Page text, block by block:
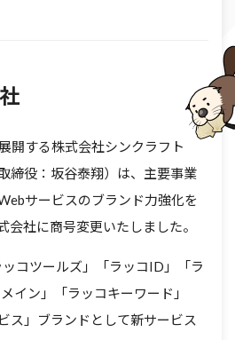
開する株式会社シンクラフト
締役：坂谷泰翔）は、主要事業
サービスのブランド力強化を
会社に商号変更いたしました。
コツールズ」「ラッコID」「ラ
イン」「ラッコキーワード」
ス」ブランドとして新サービス